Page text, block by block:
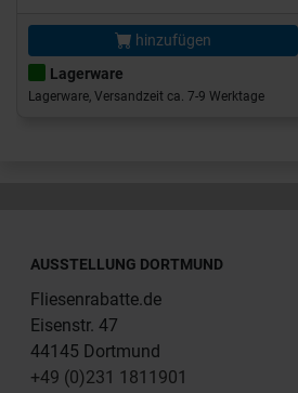
hinzufügen
Lagerware
Lagerware, Versandzeit ca. 7-9 Werktage
AUSSTELLUNG DORTMUND
Fliesenrabatte.de
Eisenstr. 47
44145 Dortmund
+49 (0)231 1811901